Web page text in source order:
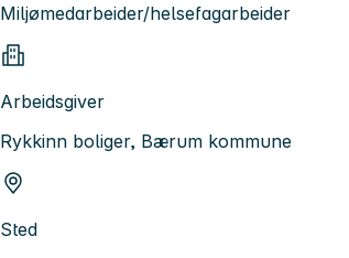
Miljømedarbeider/helsefagarbeider
Arbeidsgiver
Rykkinn boliger, Bærum kommune
Sted